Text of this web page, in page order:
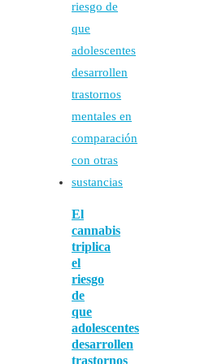
El
cannabis
triplica
el
riesgo
de
que
adolescentes
desarrollen
trastornos